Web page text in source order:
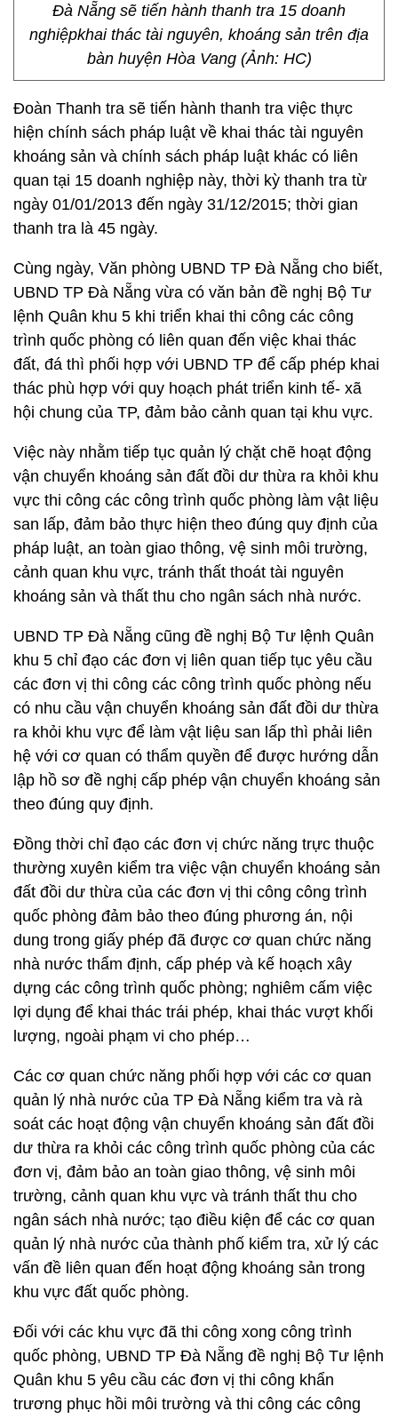
Đà Nẵng sẽ tiến hành thanh tra 15 doanh
nghiệpkhai thác tài nguyên, khoáng sản trên địa
bàn huyện Hòa Vang (Ảnh: HC)
Đoàn Thanh tra sẽ tiến hành thanh tra việc thực
hiện chính sách pháp luật về khai thác tài nguyên
khoáng sản và chính sách pháp luật khác có liên
quan tại 15 doanh nghiệp này, thời kỳ thanh tra từ
ngày 01/01/2013 đến ngày 31/12/2015; thời gian
thanh tra là 45 ngày.
Cùng ngày, Văn phòng UBND TP Đà Nẵng cho biết,
UBND TP Đà Nẵng vừa có văn bản đề nghị Bộ Tư
lệnh Quân khu 5 khi triển khai thi công các công
trình quốc phòng có liên quan đến việc khai thác
đất, đá thì phối hợp với UBND TP để cấp phép khai
thác phù hợp với quy hoạch phát triển kinh tế- xã
hội chung của TP, đảm bảo cảnh quan tại khu vực.
Việc này nhằm tiếp tục quản lý chặt chẽ hoạt động
vận chuyển khoáng sản đất đồi dư thừa ra khỏi khu
vực thi công các công trình quốc phòng làm vật liệu
san lấp, đảm bảo thực hiện theo đúng quy định của
pháp luật, an toàn giao thông, vệ sinh môi trường,
cảnh quan khu vực, tránh thất thoát tài nguyên
khoáng sản và thất thu cho ngân sách nhà nước.
UBND TP Đà Nẵng cũng đề nghị Bộ Tư lệnh Quân
khu 5 chỉ đạo các đơn vị liên quan tiếp tục yêu cầu
các đơn vị thi công các công trình quốc phòng nếu
có nhu cầu vận chuyển khoáng sản đất đồi dư thừa
ra khỏi khu vực để làm vật liệu san lấp thì phải liên
hệ với cơ quan có thẩm quyền để được hướng dẫn
lập hồ sơ đề nghị cấp phép vận chuyển khoáng sản
theo đúng quy định.
Đồng thời chỉ đạo các đơn vị chức năng trực thuộc
thường xuyên kiểm tra việc vận chuyển khoáng sản
đất đồi dư thừa của các đơn vị thi công công trình
quốc phòng đảm bảo theo đúng phương án, nội
dung trong giấy phép đã được cơ quan chức năng
nhà nước thẩm định, cấp phép và kế hoạch xây
dựng các công trình quốc phòng; nghiêm cấm việc
lợi dụng để khai thác trái phép, khai thác vượt khối
lượng, ngoài phạm vi cho phép…
Các cơ quan chức năng phối hợp với các cơ quan
quản lý nhà nước của TP Đà Nẵng kiểm tra và rà
soát các hoạt động vận chuyển khoáng sản đất đồi
dư thừa ra khỏi các công trình quốc phòng của các
đơn vị, đảm bảo an toàn giao thông, vệ sinh môi
trường, cảnh quan khu vực và tránh thất thu cho
ngân sách nhà nước; tạo điều kiện để các cơ quan
quản lý nhà nước của thành phố kiểm tra, xử lý các
vấn đề liên quan đến hoạt động khoáng sản trong
khu vực đất quốc phòng.
Đối với các khu vực đã thi công xong công trình
quốc phòng, UBND TP Đà Nẵng đề nghị Bộ Tư lệnh
Quân khu 5 yêu cầu các đơn vị thi công khẩn
trương phục hồi môi trường và thi công các công